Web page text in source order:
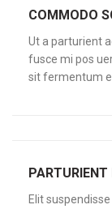
COMMODO
Ut a parturient
fusce mi pos
sit fermentum
PARTURIENT
Elit